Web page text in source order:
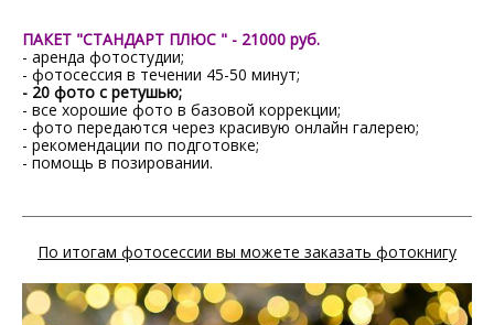
ПАКЕТ "СТАНДАРТ ПЛЮС " - 21000 руб.
- аренда фотостудии;
- фотосессия в течении 45-50 минут;
- 20 фото с ретушью;
- все хорошие фото в базовой коррекции;
- фото передаются через красивую онлайн галерею;
- рекомендации по подготовке;
- помощь в позировании.
По итогам фотосессии вы можете заказать фотокнигу